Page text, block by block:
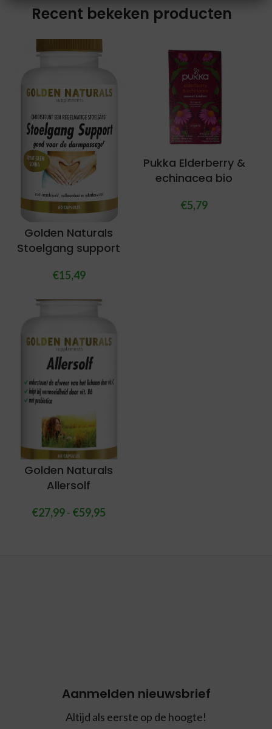
Recent bekeken producten
Golden Naturals
Stoelgang support
€15,49
Pukka Elderberry &
echinacea bio
€5,79
Golden Naturals
Allersolf
€27,99- €59,95
Aanmelden nieuwsbrief
Altijd als eerste op de hoogte!